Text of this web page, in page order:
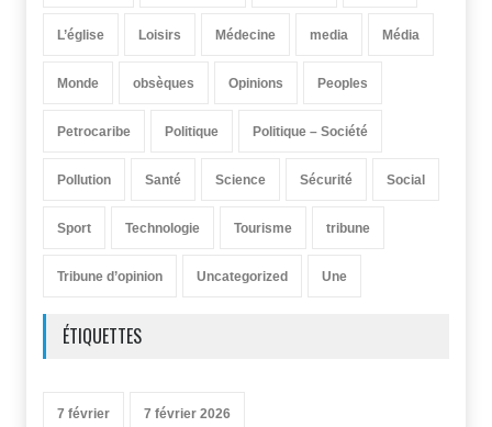
L’église Loisirs Médecine media Média
Monde obsèques Opinions Peoples
Petrocaribe Politique Politique – Société
Pollution Santé Science Sécurité Social
Sport Technologie Tourisme tribune
Tribune d’opinion Uncategorized Une
ÉTIQUETTES
7 février 7 février 2026